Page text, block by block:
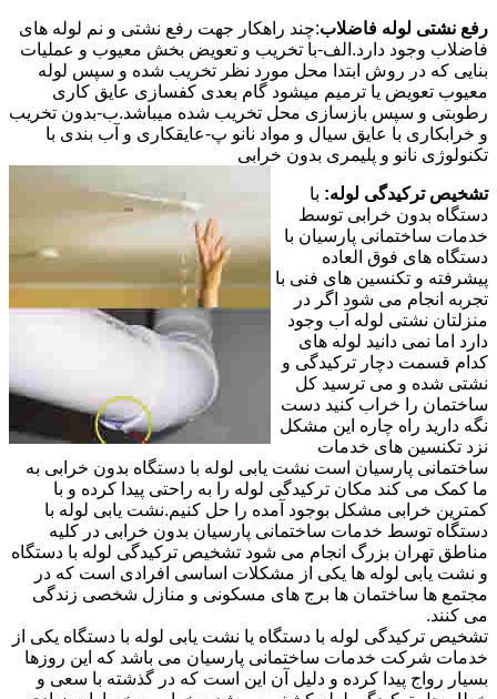
رفع نشتی لوله فاضلاب:چند راهکار جهت رفع نشتی و نم لوله های
فاضلاب وجود دارد.الف-با تخریب و تعویض بخش معیوب و عملیات
بنایی که در روش ابتدا محل مورد نظر تخریب شده و سپس لوله
معیوب تعویض یا ترمیم میشود گام بعدی کفسازی عایق کاری
رطوبتی و سپس بازسازی محل تخریب شده میباشد.ب-بدون تخریب
و خرابکاری با عایق سیال و مواد نانو پ-عایقکاری و آب بندی با
تکنولوژی نانو و پلیمری بدون خرابی
تشخیص ترکیدگی لوله: با
دستگاه بدون خرابی توسط
خدمات ساختمانی پارسیان با
دستگاه های فوق العاده
پیشرفته و تکنسین های فنی با
تجربه انجام می شود اگر در
منزلتان نشتی لوله آب وجود
دارد اما نمی دانید لوله های
کدام قسمت دچار ترکیدگی و
نشتی شده و می ترسید کل
ساختمان را خراب کنید دست
نگه دارید راه چاره این مشکل
نزد تکنسین های خدمات
ساختمانی پارسیان است نشت یابی لوله با دستگاه بدون خرابی به
ما کمک می کند مکان ترکیدگی لوله را به راحتی پیدا کرده و با
کمترین خرابی مشکل بوجود آمده را حل کنیم.نشت یابی لوله با
دستگاه توسط خدمات ساختمانی پارسیان بدون خرابی در کلیه
مناطق تهران بزرگ انجام می شود تشخیص ترکیدگی لوله با دستگاه
و نشت یابی لوله ها یکی از مشکلات اساسی افرادی است که در
مجتمع ها ساختمان ها برج های مسکونی و منازل شخصی زندگی
می کنند.
تشخیص ترکیدگی لوله با دستگاه یا نشت یابی لوله با دستگاه یکی از
خدمات شرکت خدمات ساختمانی پارسیان می باشد که این روزها
بسیار رواج پیدا کرده و دلیل آن این است که در گذشته با سعی و